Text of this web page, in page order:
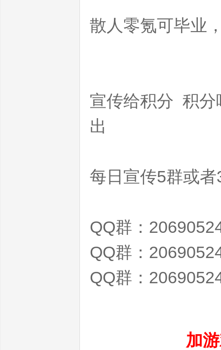
散人零氪可毕业
宣传给积分 积分
出
每日宣传5群或
QQ群：
QQ群：
QQ群：
加